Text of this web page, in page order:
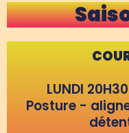
LUNDI
Posture -